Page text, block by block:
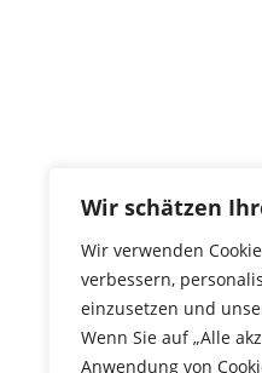
Wir schätzen
Wir verwenden
verbessern,
einzusetzen und
Wenn Sie auf „Alle
Anwendung von